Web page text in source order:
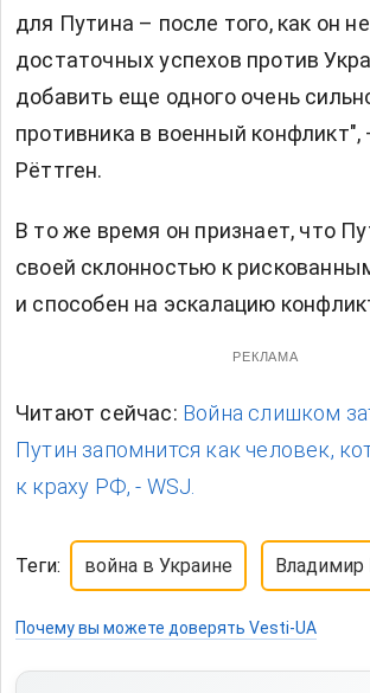
для Путина – после того, как он
достаточных успехов против
добавить еще одного очень
противника в военный конфликт",
Рёттген.
В то же время он признает, что
своей склонностью к
и способен на эскалацию
РЕКЛАМА
Читают сейчас: Война слишком
Путин запомнится как человек,
к краху РФ, - WSJ.
Теги: война в Украине Владимир
Почему вы можете доверять Vesti-UA